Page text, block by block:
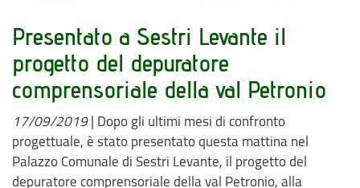
Presentato a Sestri Levante il
progetto del depuratore
comprensoriale della val Petronio
17/09/2019| Dopo gli ultimi mesi di confronto
progettuale, è stato presentato questa mattina nel
Palazzo Comunale di Sestri Levante, il progetto del
depuratore comprensoriale della val Petronio, alla